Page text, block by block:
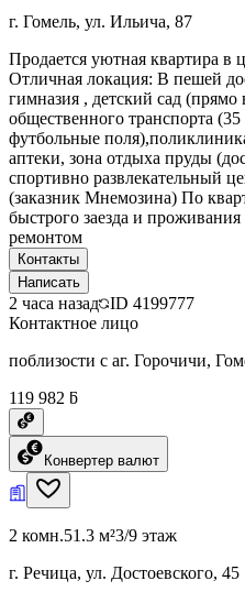
г. Гомель, ул. Ильича, 87
Продается уютная квартира в
Отличная локация: В пешей
гимназия , детский сад (прямо
общественного транспорта
футбольные
аптеки, зона отдыха пруды
спортивно развлекательный
(заказник Мнемозина) По
быстрого заезда и
ремонтом
Контакты
Написать
2 часа назад ID 4199777
Контактное лицо
поблизости с аг. Горочичи,
119 982 ƃ
Конвертер валют
2 комн.51.3 м²3/9 этаж
г. Речица, ул. Достоевского, 45